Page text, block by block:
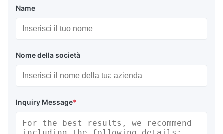
Name
Nome della società
Inquiry Message*